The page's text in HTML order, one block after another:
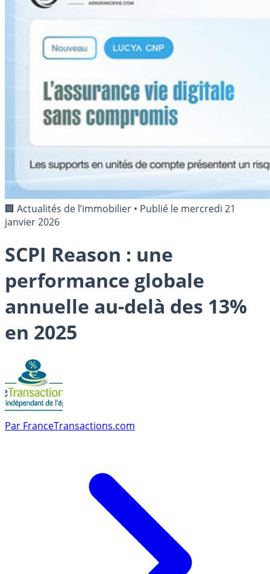
🏢 Actualités de l’immobilier • Publié le mercredi 21
janvier 2026
SCPI Reason : une
performance globale
annuelle au-delà des 13%
en 2025
Par FranceTransactions.com